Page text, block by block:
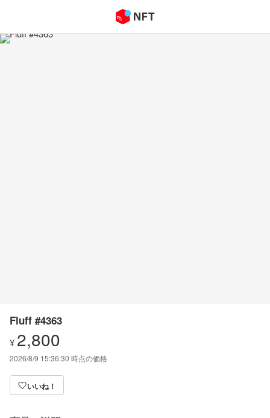
Fluff #4363
¥ 2,800
2026/8/9 15:36:30 時点の価格
いいね！